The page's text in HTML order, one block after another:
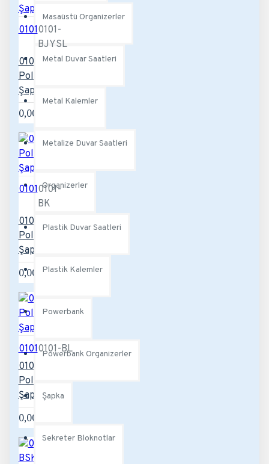
Masaüstü Organizerler
Metal Duvar Saatleri
Metal Kalemler
Metalize Duvar Saatleri
Organizerler
Plastik Duvar Saatleri
Plastik Kalemler
Powerbank
Powerbank Organizerler
Şapka
Sekreter Bloknotlar
01010101-
BJYSL
0101-BJYSL
Polyester
Şapka
0,00TL
01010101-
BK
0101-BK
Polyester
Şapka
0,00TL
01010101-BL
0101-BL
Polyester
Şapka
0,00TL